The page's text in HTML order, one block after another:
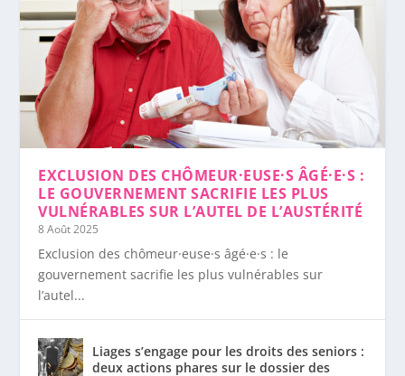
EXCLUSION DES CHÔMEUR·EUSE·S ÂGÉ·E·S :
LE GOUVERNEMENT SACRIFIE LES PLUS
VULNÉRABLES SUR L’AUTEL DE L’AUSTÉRITÉ
8 Août 2025
Exclusion des chômeur·euse·s âgé·e·s : le
gouvernement sacrifie les plus vulnérables sur
l’autel...
Liages s’engage pour les droits des seniors :
deux actions phares sur le dossier des